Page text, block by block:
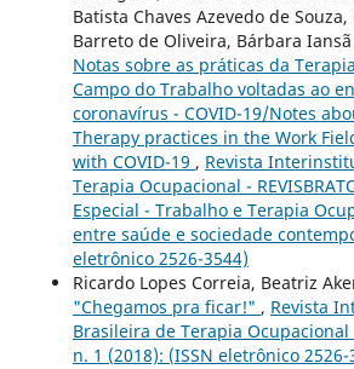
Batista Chaves Azevedo de
Barreto de Oliveira, Bárbara
Notas sobre as práticas da
Campo do Trabalho voltadas ao
coronavírus - COVID-19/Notes
Therapy practices in the Work
with COVID-19 , Revista
Terapia Ocupacional -
Especial - Trabalho e Terapia
entre saúde e sociedade
eletrônico 2526-3544)
Ricardo Lopes Correia, Beatriz
"Chegamos pra ficar!" , Revista
Brasileira de Terapia Ocupacional
n. 1 (2018): (ISSN eletrônico 2526-